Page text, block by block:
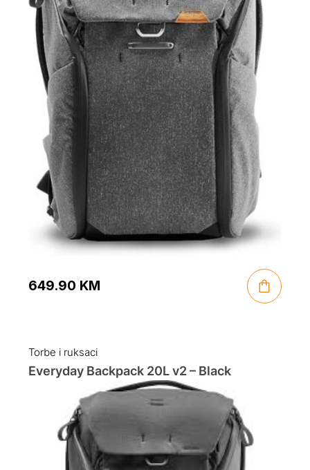
649.90 KM
Torbe i ruksaci
Everyday Backpack 20L v2 – Black